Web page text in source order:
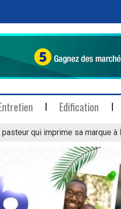
Edification
pasteur qui imprime sa marque